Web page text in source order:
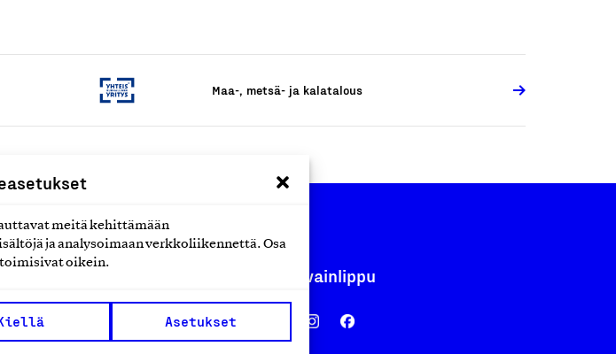
meitä kehittämään
ja analysoimaan verkkoliikennettä. Osa
oikein.
Asetukset
Maa-, metsä- ja kalatalous
Eteläranta 14,
00130 Helsinki
Avainlippu